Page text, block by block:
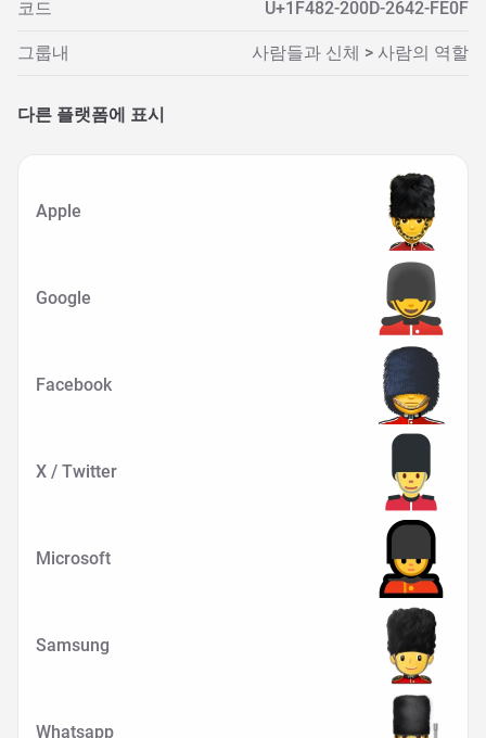
코드 U+1F482-200D-2642-FE0F
그룹내 사람들과 신체 > 사람의 역할
다른 플랫폼에 표시
Apple
Google
Facebook
X / Twitter
Microsoft
Samsung
Whatsapp